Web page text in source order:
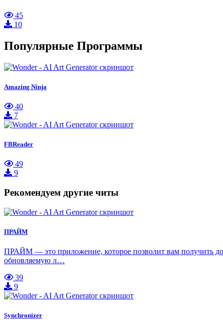
45
10
Популярные Программы
Amazing Ninja
40
7
FBReader
49
9
Рекомендуем другие читы
ПРАЙМ
ПРАЙМ — это приложение, которое позволит вам получить
обновляемую л…
39
9
Synchronizer